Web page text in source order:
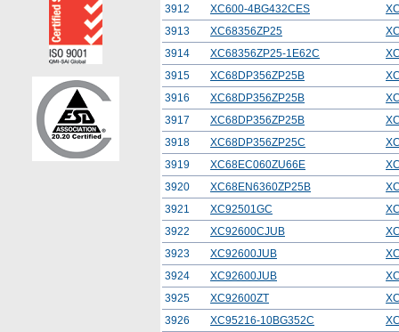
3912
XC600-4BG432CES
3913
XC68356ZP25
3914
XC68356ZP25-1E62C
3915
XC68DP356ZP25B
3916
XC68DP356ZP25B
3917
XC68DP356ZP25B
3918
XC68DP356ZP25C
3919
XC68EC060ZU66E
3920
XC68EN6360ZP25B
3921
XC92501GC
3922
XC92600CJUB
3923
XC92600JUB
3924
XC92600JUB
3925
XC92600ZT
3926
XC95216-10BG352C